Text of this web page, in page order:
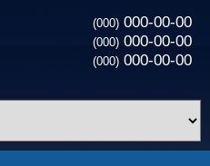
(000) 000-00-00
(000) 000-00-00
(000) 000-00-00